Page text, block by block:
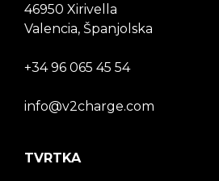
46950 Xirivella
Valencia, Španjolska
+34 96 065 45 54
info@v2charge.com
TVRTKA